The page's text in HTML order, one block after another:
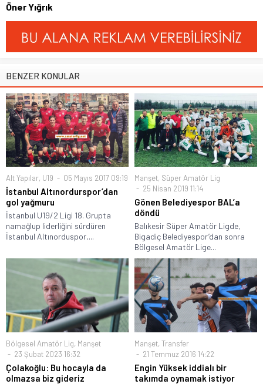
Öner Yığrık
BENZER KONULAR
Alt Yapılar, U19 05 Mayıs 2017 09:19
İstanbul Altınordurspor’dan
gol yağmuru
İstanbul U19/2 Ligi 18. Grupta
namağlup liderliğini sürdüren
İstanbul Altınorduspor,...
Manşet, Süper Amatör Lig
25 Nisan 2019 11:14
Gönen Belediyespor BAL’a
döndü
Balıkesir Süper Amatör Ligde,
Bigadiç Belediyespor’dan sonra
Bölgesel Amatör Lige...
Bölgesel Amatör Lig, Manşet
23 Şubat 2023 16:32
Çolakoğlu: Bu hocayla da
olmazsa biz gideriz
Manşet, Transfer
21 Temmuz 2016 14:22
Engin Yüksek iddialı bir
takımda oynamak istiyor